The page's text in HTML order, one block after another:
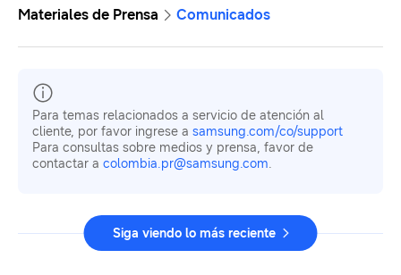
Materiales de Prensa
Comunicados
Para temas relacionados a servicio de atención al
cliente, por favor ingrese a samsung.com/co/support
Para consultas sobre medios y prensa, favor de
contactar a colombia.pr@samsung.com.
Siga viendo lo más reciente